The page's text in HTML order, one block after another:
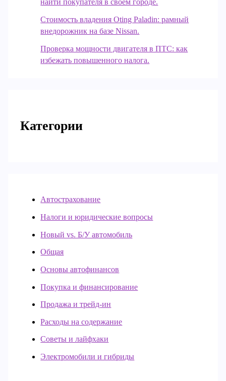
Стоимость владения Oting Paladin: рамный
внедорожник на базе Nissan.
Проверка мощности двигателя в ПТС: как
избежать повышенного налога.
Категории
Автострахование
Налоги и юридические вопросы
Новый vs. Б/У автомобиль
Общая
Основы автофинансов
Покупка и финансирование
Продажа и трейд-ин
Расходы на содержание
Советы и лайфхаки
Электромобили и гибриды